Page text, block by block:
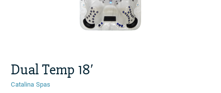
Dual Temp 18′
Catalina Spas